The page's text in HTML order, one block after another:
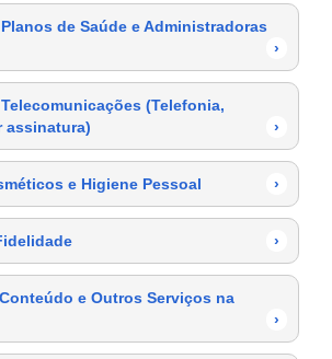
de Saúde e Administradoras
›
(Telefonia,
assinatura)
›
e Higiene Pessoal ›
›
e Outros Serviços na
›